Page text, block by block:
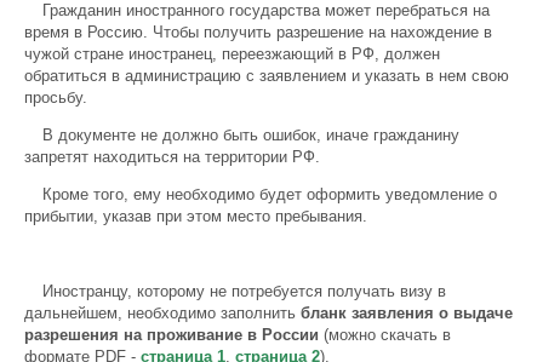
Гражданин иностранного государства может перебраться на
время в Россию. Чтобы получить разрешение на нахождение в
чужой стране иностранец, переезжающий в РФ, должен
обратиться в администрацию с заявлением и указать в нем свою
просьбу.
В документе не должно быть ошибок, иначе гражданину
запретят находиться на территории РФ.
Кроме того, ему необходимо будет оформить уведомление о
прибытии, указав при этом место пребывания.
Иностранцу, которому не потребуется получать визу в
дальнейшем, необходимо заполнить бланк заявления о выдаче
разрешения на проживание в России (можно скачать в
формате PDF - страница 1, страница 2).